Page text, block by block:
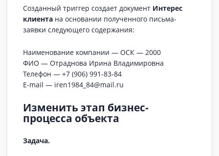
Созданный триггер создает документ Интерес
клиента на основании полученного письма-
заявки следующего содержания:
Наименование компании — ОСК — 2000
ФИО — Отраднова Ирина Владимировна
Телефон — +7 (906) 991-83-84
E-mail — iren1984_84@mail.ru
Изменить этап бизнес-
процесса объекта
Задача.